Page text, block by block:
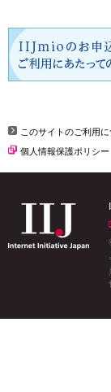
このサイトのご利用に
個人情報保護ポリシー